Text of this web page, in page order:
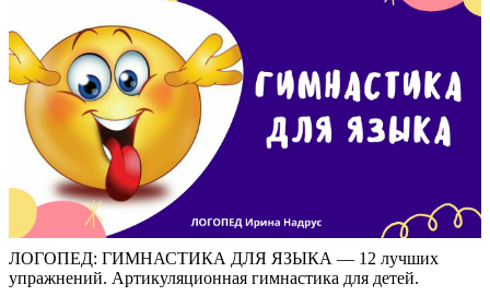
ЛОГОПЕД: ГИМНАСТИКА ДЛЯ ЯЗЫКА — 12 лучших
упражнений. Артикуляционная гимнастика для детей.